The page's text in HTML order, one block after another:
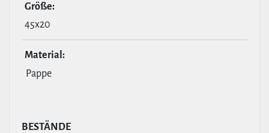
Größe:
45x20
Material:
Pappe
BESTÄNDE